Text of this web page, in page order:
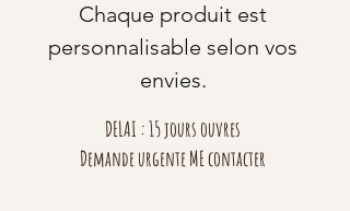
Chaque produit est
personnalisable selon vos
envies.
DELAI : 15 jours ouvres
Demande urgente ME contacter